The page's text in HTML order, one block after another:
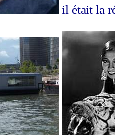
il était la